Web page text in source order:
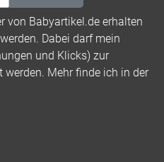
von Babyartikel.de erhalten
Dabei darf mein
und Klicks) zur
werden. Mehr finde ich in der